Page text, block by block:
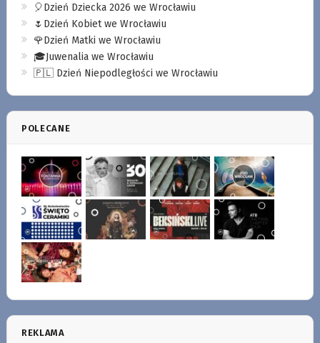
🎈Dzień Dziecka 2026 we Wrocławiu
🌷Dzień Kobiet we Wrocławiu
🌹Dzień Matki we Wrocławiu
🎓Juwenalia we Wrocławiu
🇵🇱 Dzień Niepodległości we Wrocławiu
POLECANE
REKLAMA